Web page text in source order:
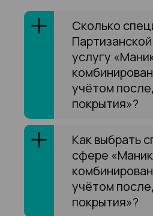
Сколько
услугу
учётом
покрытия»?
Как выбрать
сфере
учётом
покрытия»?